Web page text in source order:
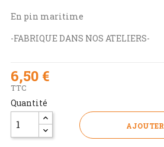
En pin maritime
-FABRIQUE DANS NOS ATELIERS-
6,50 €
TTC
Quantité